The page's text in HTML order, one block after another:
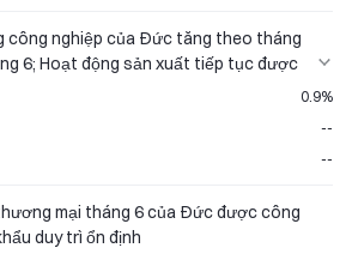
công nghiệp của Đức tăng theo tháng
6; Hoạt động sản xuất tiếp tục được
0.9%
--
--
mại tháng 6 của Đức được công
duy trì ổn định